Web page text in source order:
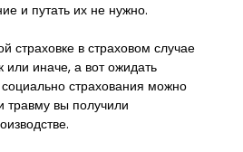
и путать их не нужно.
страховке в страховом случае
или иначе, а вот ожидать
страхования можно
травму вы получили